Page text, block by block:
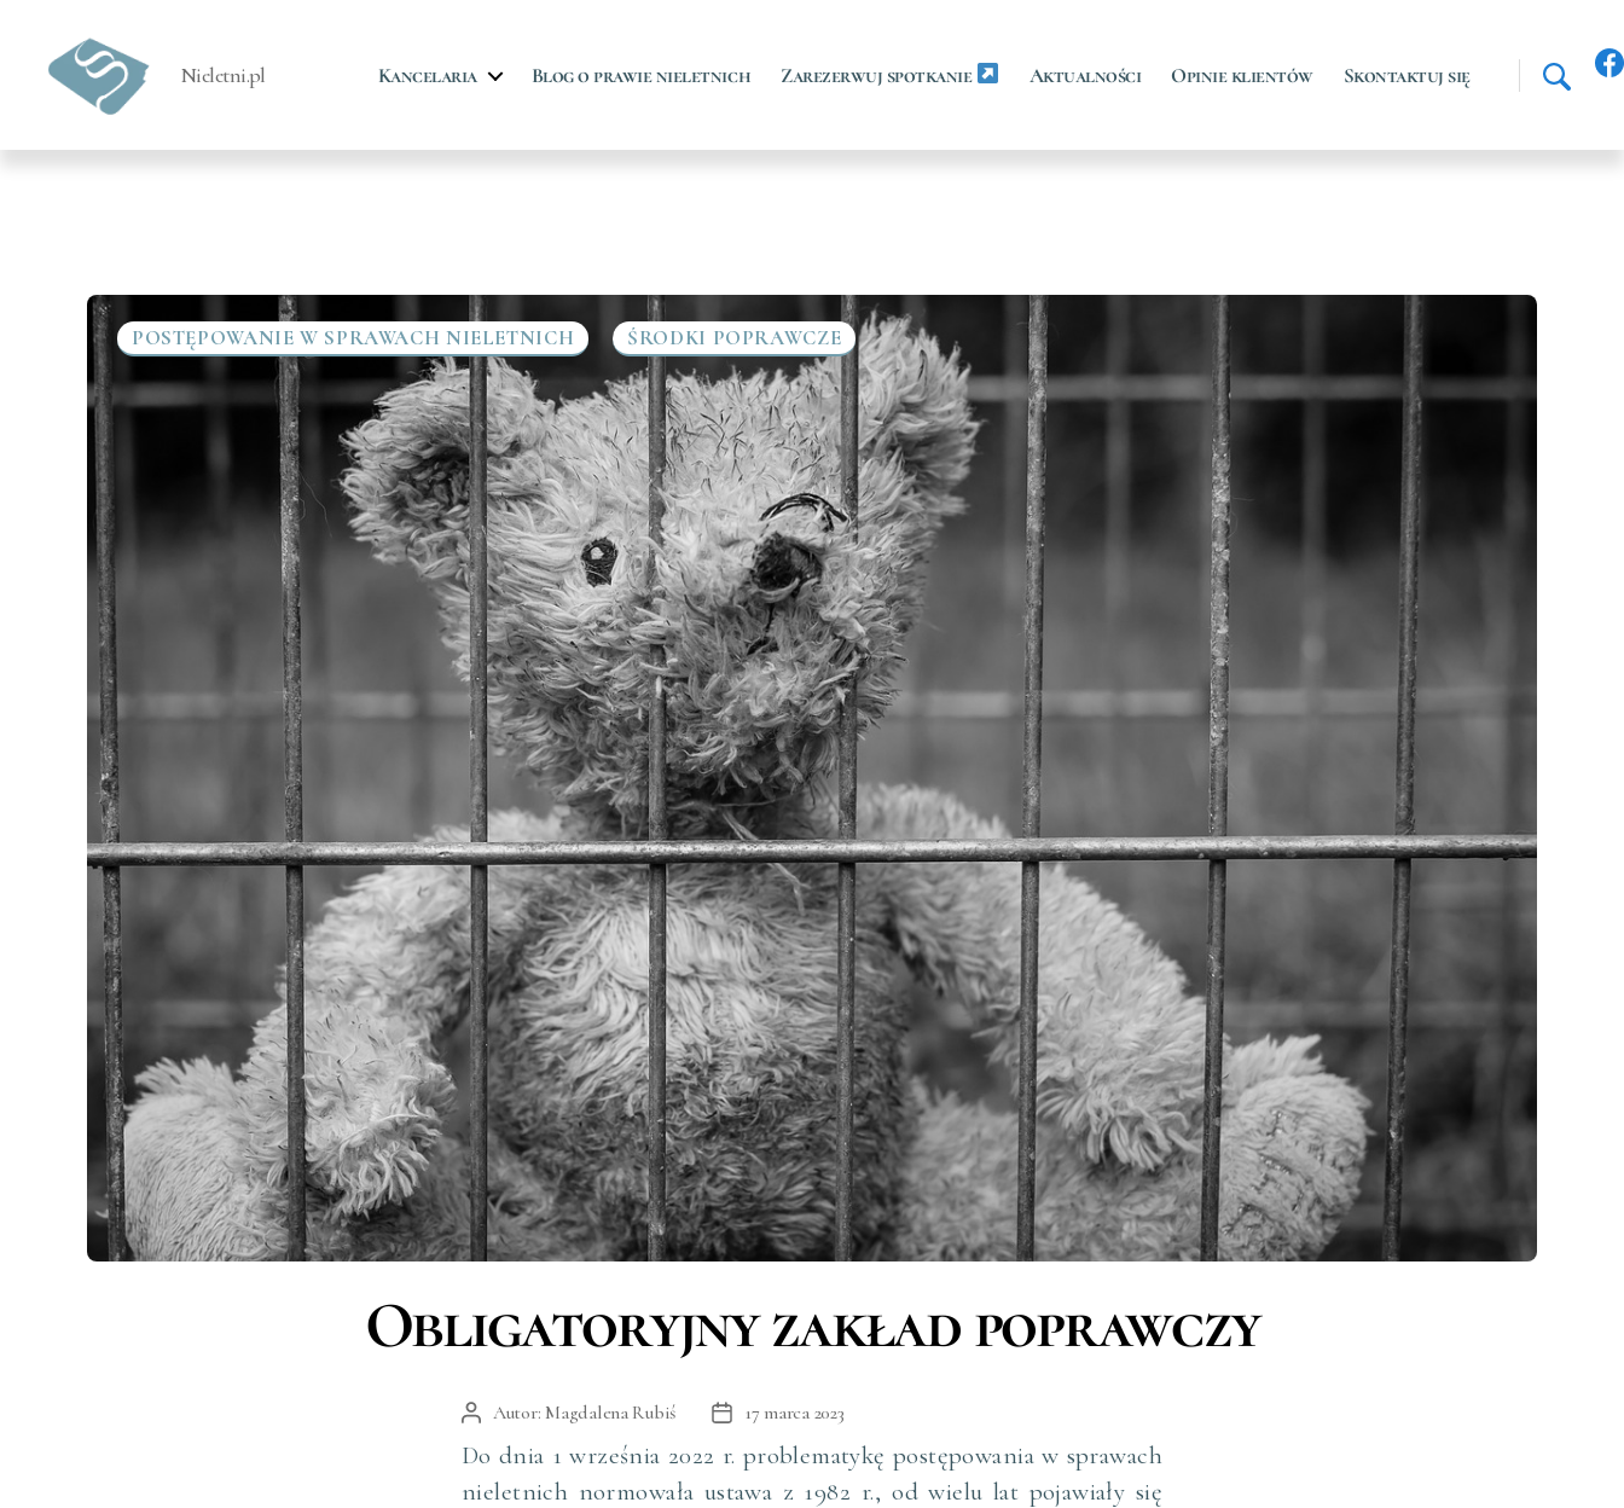
Nieletni.pl Kancelaria Blog o prawie nieletnich Zarezerwuj spotkanie Aktualności Opinie klientów Skontaktuj się
POSTĘPOWANIE W SPRAWACH NIELETNICH ŚRODKI POPRAWCZE
Obligatoryjny zakład poprawczy
Autor
wpisu
Autor: Magdalena Rubiś
Data17 marca 2023
Do dnia 1 września 2022 r. problematykę postępowania w sprawach
nieletnich normowała ustawa z 1982 r., od wielu lat pojawiały się